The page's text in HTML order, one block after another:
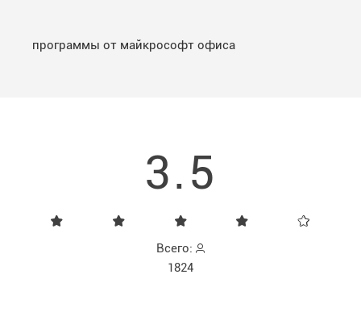
программы от майкрософт офиса
3.5
Всего:
1824